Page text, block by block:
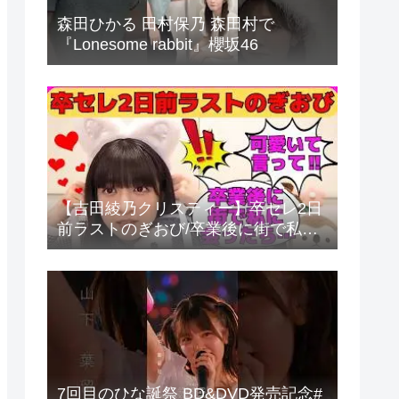
森田ひかる 田村保乃 森田村で
『Lonesome rabbit』櫻坂46
【吉田綾乃クリスティー】卒セレ2日
前ラストのぎおび/卒業後に街で私に
会ったら…/最後に重い女になるあや
てぃー/実はオタにストーキングして
いたあやてぃー/文字起こし（乃木坂
46・のぎおび）
7回目のひな誕祭 BD&DVD発売記念#